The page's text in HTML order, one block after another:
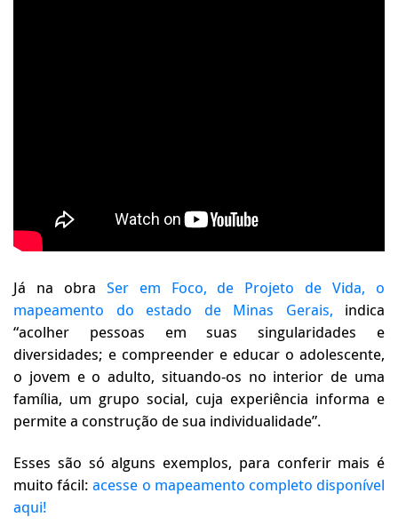
Já na obra Ser em Foco, de Projeto de Vida,
o
mapeamento do estado de Minas Gerais, indica
“acolher pessoas em suas singularidades e
diversidades; e compreender e educar o adolescente,
o jovem e o adulto, situando-os no interior de uma
família, um grupo social, cuja experiência informa e
permite a construção de sua individualidade”.
Esses são só alguns exemplos, para conferir mais é
muito fácil:acesse o mapeamento completo disponível
aqui!